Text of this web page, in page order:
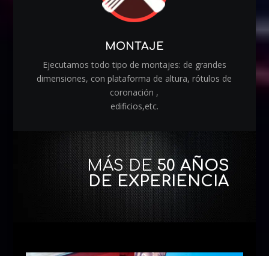
MONTAJE
Ejecutamos todo tipo de montajes: de grandes
dimensiones, con plataforma de altura, rótulos de
coronación ,
edificios,etc.
MÁS DE50 AÑOS
DE EXPERIENCIA